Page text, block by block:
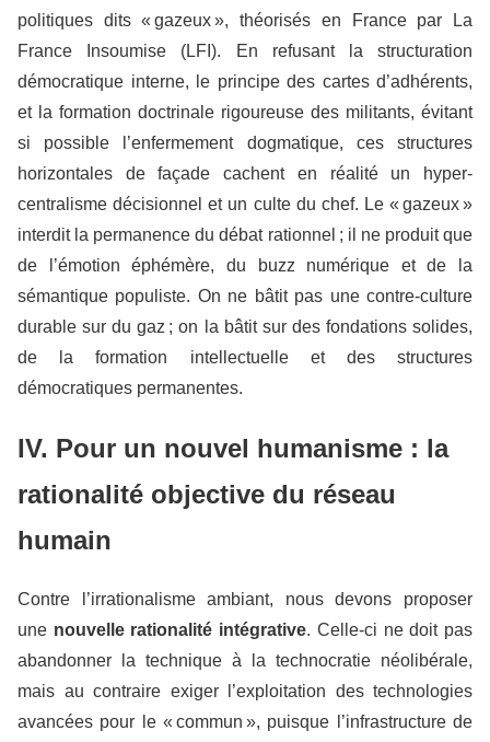
politiques dits « gazeux », théorisés en France par La
France Insoumise (LFI). En refusant la structuration
démocratique interne, le principe des cartes d’adhérents,
et la formation doctrinale rigoureuse des militants, évitant
si possible l’enfermement dogmatique, ces structures
horizontales de façade cachent en réalité un hyper-
centralisme décisionnel et un culte du chef. Le « gazeux »
interdit la permanence du débat rationnel ; il ne produit que
de l’émotion éphémère, du buzz numérique et de la
sémantique populiste. On ne bâtit pas une contre-culture
durable sur du gaz ; on la bâtit sur des fondations solides,
de la formation intellectuelle et des structures
démocratiques permanentes.
IV. Pour un nouvel humanisme : la
rationalité objective du réseau
humain
Contre l’irrationalisme ambiant, nous devons proposer
une nouvelle rationalité intégrative. Celle-ci ne doit pas
abandonner la technique à la technocratie néolibérale,
mais au contraire exiger l’exploitation des technologies
avancées pour le « commun », puisque l’infrastructure de